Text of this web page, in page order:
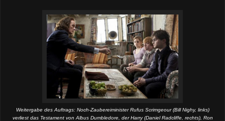
Weitergabe des Auftrags: Noch-Zaubereiminister Rufus Scrimgeour (Bill Nighy, links)
verliest das Testament von Albus Dumbledore, der Harry (Daniel Radcliffe, rechts), Ron